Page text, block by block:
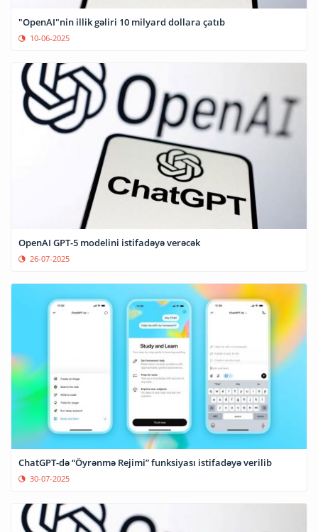
"OpenAI"nin illik gəliri 10 milyard dollara çatıb
10-06-2025
OpenAI GPT-5 modelini istifadəyə verəcək
26-07-2025
ChatGPT-də “Öyrənmə Rejimi” funksiyası istifadəyə verilib
30-07-2025